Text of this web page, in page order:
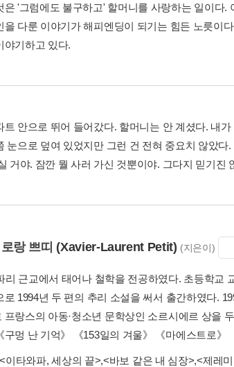
은 '그럼에도 불구하고' 할머니를 사랑하는 일이다
을 다룬 이야기가 해피엔딩이 되기는 힘든 노릇이
야기하고 있다.
트 안으로 뛰어 들어갔다. 할머니는 안 계셨다. 내
눈으로 덮여 있었지만 그런 건 전혀 중요치 않았
거야. 잠깐 뭘 사러 가신 것뿐이야. 그다지 믿기진
랑 쁘띠 (Xavier-Laurent Petit) (지은이)
리 근교에서 태어나 철학을 전공하였다. 초등학교
로 1994년 두 편의 추리 소설을 써서 출간하였다.
프랑스의 아동·청소년 문학상인 소르시에르 상을
구멍 난 기억》 《153일의 겨울》 《마에스트로》
<이타와파, 세상의 끝>,<바보 같은 내 심장>,<제레